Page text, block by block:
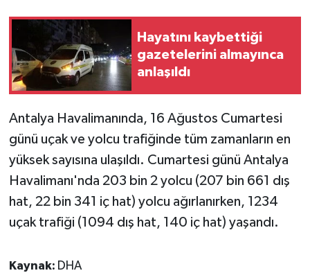
Hayatını kaybettiği
gazetelerini almayınca
anlaşıldı
Antalya Havalimanında, 16 Ağustos Cumartesi
günü uçak ve yolcu trafiğinde tüm zamanların en
yüksek sayısına ulaşıldı. Cumartesi günü Antalya
Havalimanı'nda 203 bin 2 yolcu (207 bin 661 dış
hat, 22 bin 341 iç hat) yolcu ağırlanırken, 1234
uçak trafiği (1094 dış hat, 140 iç hat) yaşandı.
Kaynak: DHA
Spor
Teknoloji
Televizyon
Yaşam